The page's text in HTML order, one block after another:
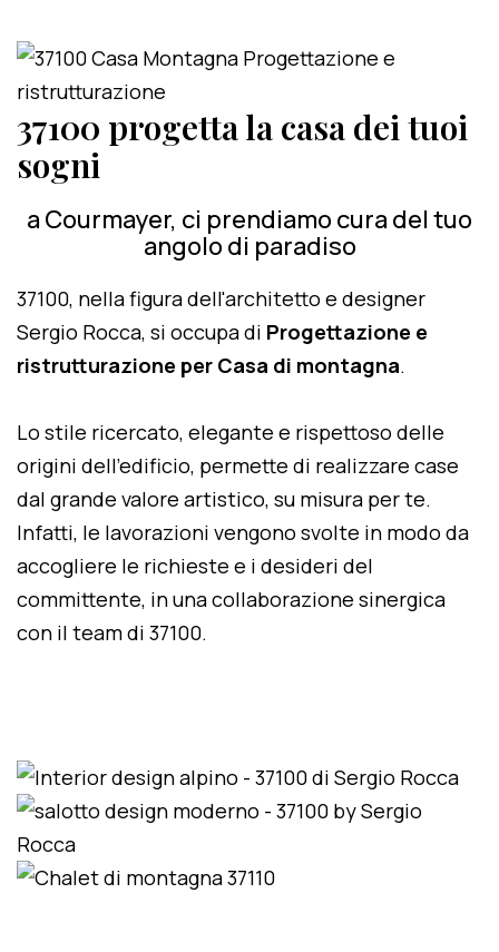
37100 progetta la casa dei tuoi
sogni
a Courmayer, ci prendiamo cura del tuo
angolo di paradiso
37100, nella figura dell'architetto e designer
Sergio Rocca, si occupa di Progettazione e
ristrutturazione per Casa di montagna.
Lo stile ricercato, elegante e rispettoso delle
origini dell'edificio, permette di realizzare case
dal grande valore artistico, su misura per te.
Infatti, le lavorazioni vengono svolte in modo da
accogliere le richieste e i desideri del
committente, in una collaborazione sinergica
con il team di 37100.